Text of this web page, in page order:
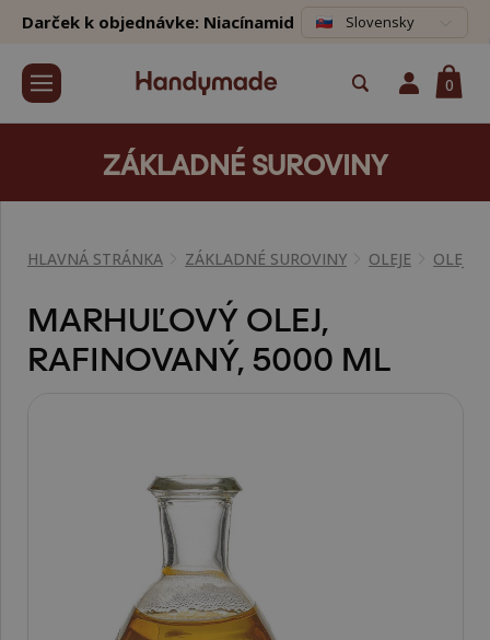
Darček k objednávke: Niacínamid Slovensky
0
ZÁKLADNÉ SUROVINY
HLAVNÁ STRÁNKA ZÁKLADNÉ SUROVINY OLEJE OLEJE
MARHUĽOVÝ OLEJ,
RAFINOVANÝ, 5000 ML